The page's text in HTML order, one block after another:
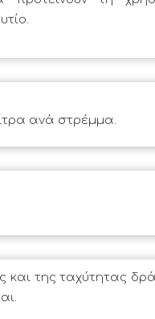
ανά στρέμμα.
και της ταχύτητας